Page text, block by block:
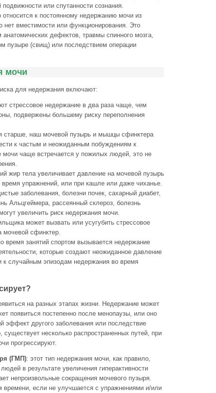
или спутанности сознания.
относится к постоянному недержанию мочи из
нет вместимости или функционирования. Это
дефектов, травмы спинного мозга,
пузыре (свищ) или последствием операции
мочи
для недержания включают:
стрессовое недержание в два раза чаще, чем
подвержены большему риску переполнения
старше, наш мочевой пузырь и мышцы сфинктера
к частым и неожиданным побуждениям к
мочи чаще встречается у пожилых людей, это не
жир тела увеличивает давление на мочевой пузырь
время упражнений, или при кашле или даже чиханье.
заболевания, болезни почек, сахарный диабет,
Альцгеймера, рассеянный склероз, болезнь
увеличить риск недержания мочи.
может вызвать или усугубить стрессовое
мочевой сфинктер.
время занятий спортом вызывается недержание
которые создают неожиданное давление
к случайным эпизодам недержания во время
на разных этапах жизни. Недержание может
появиться постепенно после менопаузы, или оно
эффект другого заболевания или последствие
несколько распространенных путей, при
прогрессируют.
(ГМП): этот тип недержания мочи, как правило,
в результате увеличения гиперактивности
непроизвольные сокращения мочевого пузыря.
времени, если не улучшается с упражнениями и/или